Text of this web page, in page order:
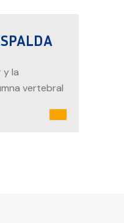
y la
vertebral